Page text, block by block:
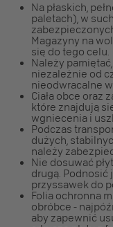
Na płaskich,
paletach), w
Magazyny na
się do tego celu.
Należy
niezależnie od
nieodwracalne
Ciała obce oraz
które znajdują
wgniecenia i
Podczas
dużych,
należy
Nie dosuwać
drugą. Podnosić
przyssawek do
Folia ochronna
obróbce -
aby zapewnić